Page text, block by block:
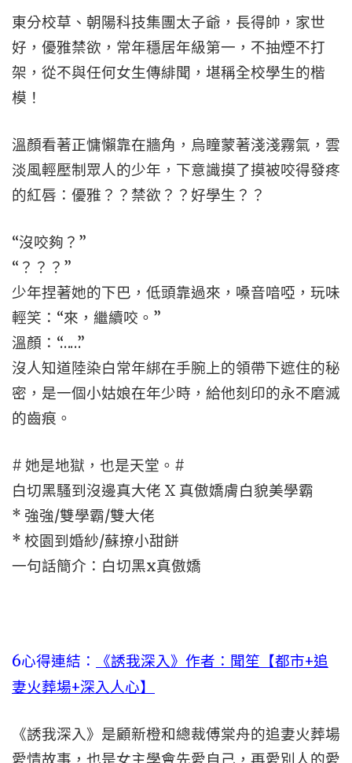
東分校草、朝陽科技集團太子爺，長得帥，家世
好，優雅禁欲，常年穩居年級第一，不抽煙不打
架，從不與任何女生傳緋聞，堪稱全校學生的楷
模！
溫顏看著正慵懶靠在牆角，烏瞳蒙著淺淺霧氣，雲
淡風輕壓制眾人的少年，下意識摸了摸被咬得發疼
的紅唇：優雅？？禁欲？？好學生？？
“沒咬夠？”
“？？？”
少年捏著她的下巴，低頭靠過來，嗓音喑啞，玩味
輕笑：“來，繼續咬。”
溫顏：“……”
沒人知道陸染白常年綁在手腕上的領帶下遮住的秘
密，是一個小姑娘在年少時，給他刻印的永不磨滅
的齒痕。
# 她是地獄，也是天堂。#
白切黑騷到沒邊真大佬 X 真傲嬌膚白貌美學霸
* 強強/雙學霸/雙大佬
* 校園到婚紗/蘇撩小甜餅
一句話簡介：白切黑x真傲嬌
6心得連結：
《誘我深入》作者：聞笙【都市+追
妻火葬場+深入人心】
《誘我深入》是顧新橙和總裁傅棠舟的追妻火葬場